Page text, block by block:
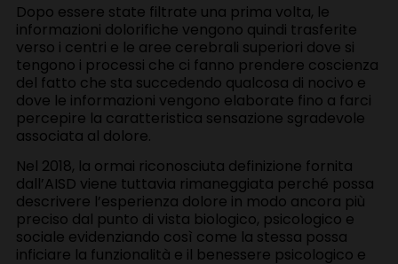
Dopo essere state filtrate una prima volta, le
informazioni dolorifiche vengono quindi trasferite
verso i centri e le aree cerebrali superiori dove si
tengono i processi che ci fanno prendere coscienza
del fatto che sta succedendo qualcosa di nocivo e
dove le informazioni vengono elaborate fino a farci
percepire la caratteristica sensazione sgradevole
associata al dolore.
Nel 2018, la ormai riconosciuta definizione fornita
dall’AISD viene tuttavia rimaneggiata perché possa
descrivere l’esperienza dolore in modo ancora più
preciso dal punto di vista biologico, psicologico e
sociale evidenziando così come la stessa possa
inficiare la funzionalità e il benessere psicologico e